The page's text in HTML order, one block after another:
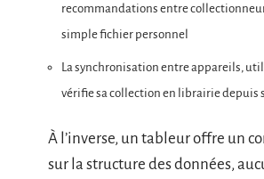
recommandations entre
simple fichier personnel
La synchronisation entre appareils,
vérifie sa collection en librairie depuis
À l’inverse, un tableur offre un
sur la structure des données,